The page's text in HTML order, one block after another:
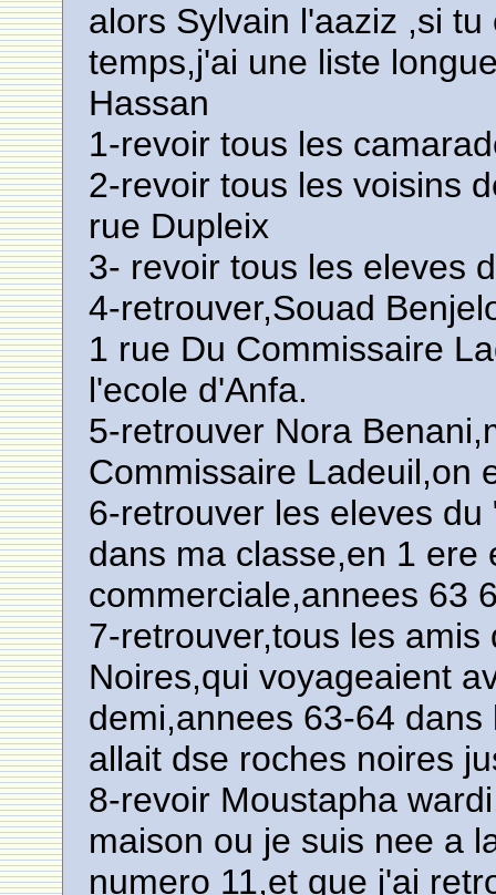
alors Sylvain l'aaziz ,si
temps,j'ai une liste
Hassan
1-revoir tous les
2-revoir tous les voisins
rue Dupleix
3- revoir tous les eleves
4-retrouver,Souad
1 rue Du Commissaire
l'ecole d'Anfa.
5-retrouver Nora
Commissaire Ladeuil,on
6-retrouver les eleves
dans ma classe,en 1 ere
commerciale,annees 63
7-retrouver,tous les
Noires,qui voyageaient
demi,annees 63-64
allait dse roches noires
8-revoir Moustapha
maison ou je suis nee a
numero 11,et que j'ai